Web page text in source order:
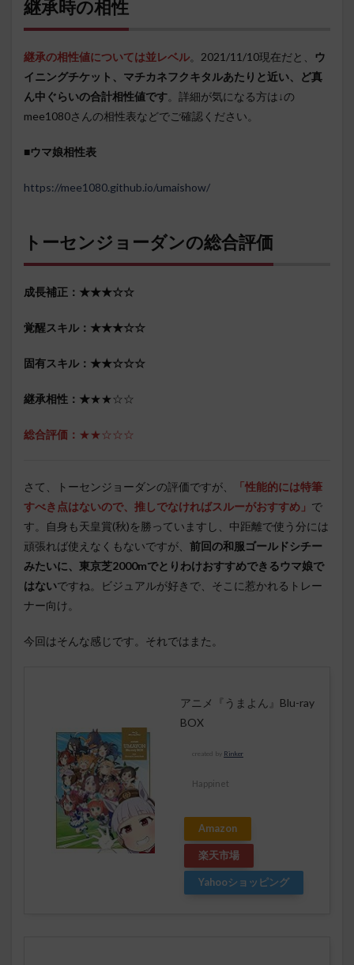
継承時の相性
継承の相性値については並レベル。2021/11/10現在だと、
ウ
イニングチケット、マチカネフクキタルあたりと近い、ど真
ん中ぐらいの合計相性値です。詳細が気になる方は↓の
mee1080さんの相性表などでご確認ください。
■ウマ娘相性表
https://mee1080.github.io/umaishow/
トーセンジョーダンの総合評価
成長補正：★★★☆☆
覚醒スキル：★★★☆☆
固有スキル：★★☆☆☆
継承相性：★★★☆☆
総合評価： ★★☆☆☆
さて、トーセンジョーダンの評価ですが、
「性能的には特筆
すべき点はないので、推しでなければスルーがおすすめ」 で
す。自身も天皇賞(秋)を勝っていますし、中距離で使う分には
頑張れば使えなくもないですが、 前回の和服ゴールドシチー
みたいに、東京芝2000mでとりわけおすすめできるウマ娘で
はないですね。ビジュアルが好きで、そこに惹かれるトレー
ナー向け。
今回はそんな感じです。それではまた。
アニメ『うまよん』Blu-ray
BOX
created by Rinker
Happinet
Amazon
楽天市場
Yahooショッピング